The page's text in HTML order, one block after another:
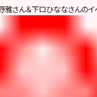
雅さん＆下口ひななさんの